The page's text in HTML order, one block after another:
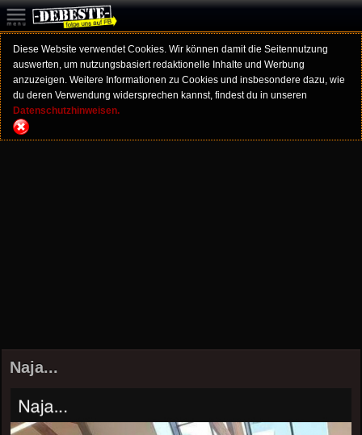
Diese Website verwendet Cookies. Wir können damit die Seitennutzung
auswerten, um nutzungsbasiert redaktionelle Inhalte und Werbung
anzuzeigen. Weitere Informationen zu Cookies und insbesondere dazu, wie
du deren Verwendung widersprechen kannst, findest du in unseren
Datenschutzhinweisen.
Naja...